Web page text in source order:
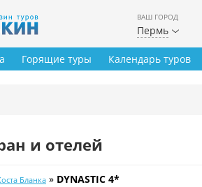
ВАШ ГОРОД
Пермь
Горящие туры Календарь туров
и отелей
Бланка » DYNASTIC 4*